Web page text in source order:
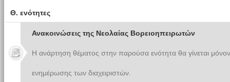
Θ. ενότητες
Ανακοινώσεις της Νεολαίας Βορειοηπειρωτών
Η ανάρτηση θέματος στην παρούσα ενότητα θα γίνεται
ενημέρωσης των διαχειριστών.